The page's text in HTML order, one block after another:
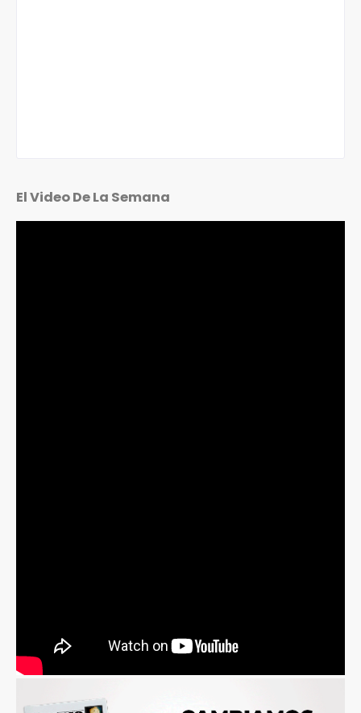
El Video De La Semana